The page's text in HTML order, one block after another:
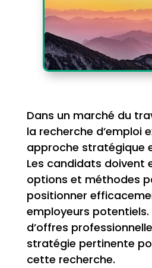
Dans un marché du
la recherche d’emploi
approche stratégique
Les candidats doivent
options et méthodes
positionner
employeurs potentiels.
d’offres
stratégie pertinente
cette recherche.